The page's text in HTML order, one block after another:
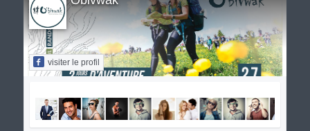
visiter le profil